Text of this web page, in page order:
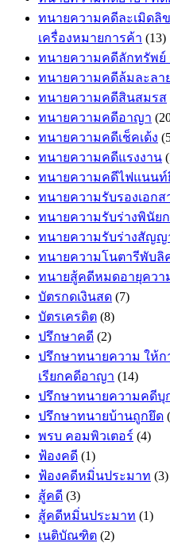
ทนายความคดีละเมิดลิ
เครื่องหมายการค้า (13)
ทนายความคดีลักทรัพย์
ทนายความคดีล้มละลา
ทนายความคดีสินสมรส
ทนายความคดีอาญา
ทนายความคดีเช็คเด้ง
ทนายความคดีแรงงาน
ทนายความคดีไฟแนนท์
ทนายความรับรองเอก
ทนายความรับร่างพินัย
ทนายความรับร่างสัญญ
ทนายความโนตารีพับลิ
ทนายสู้คดีหมดอายุควา
บัตรกดเงินสด (7)
บัตรเครดิต (8)
ปรึกษาคดี (2)
ปรึกษาทนายความ ให้
เรียกคดีอาญา (14)
ปรึกษาทนายความคดีบุ
ปรึกษาทนายบ้านถูกยึด
พรบ คอมพิวเตอร์ (4)
ฟ้องคดี (1)
ฟ้องคดีหมิ่นประมาท (3)
สู้คดี (3)
สู้คดีหมิ่นประมาท (1)
เนติบัณฑิต (2)